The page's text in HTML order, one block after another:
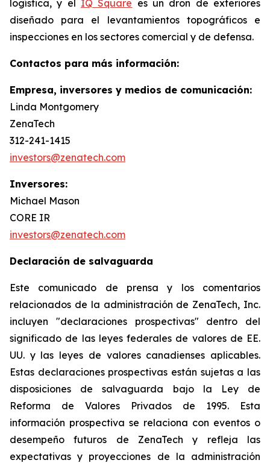
logística, y el IQ Square es un dron de exteriores
diseñado para el levantamientos topográficos e
inspecciones en los sectores comercial y de defensa.
Contactos para más información:
Empresa, inversores y medios de comunicación:
Linda Montgomery
ZenaTech
312-241-1415
investors@zenatech.com
Inversores:
Michael Mason
CORE IR
investors@zenatech.com
Declaración de salvaguarda
Este comunicado de prensa y los comentarios
relacionados de la administración de ZenaTech, Inc.
incluyen "declaraciones prospectivas" dentro del
significado de las leyes federales de valores de EE.
UU. y las leyes de valores canadienses aplicables.
Estas declaraciones prospectivas están sujetas a las
disposiciones de salvaguarda bajo la Ley de
Reforma de Valores Privados de 1995. Esta
información prospectiva se relaciona con eventos o
desempeño futuros de ZenaTech y refleja las
expectativas y proyecciones de la administración